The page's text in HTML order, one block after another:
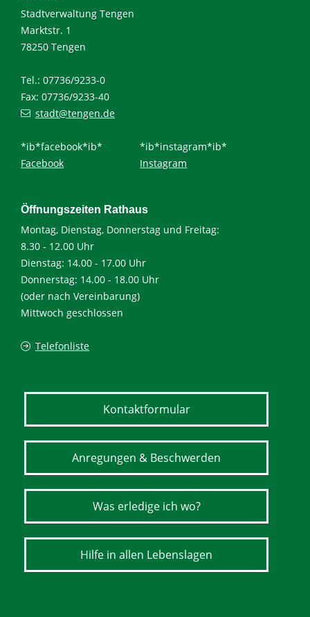
Stadtverwaltung Tengen
Marktstr. 1
78250 Tengen
Tel.: 07736/9233-0
Fax: 07736/9233-40
stadt@tengen.de
*ib*facebook*ib*
Facebook
*ib*instagram*ib*
Instagram
Öffnungszeiten Rathaus
Montag, Dienstag, Donnerstag und Freitag:
8.30 - 12.00 Uhr
Dienstag: 14.00 - 17.00 Uhr
Donnerstag: 14.00 - 18.00 Uhr
(oder nach Vereinbarung)
Mittwoch geschlossen
Telefonliste
Kontaktformular
Anregungen & Beschwerden
Was erledige ich wo?
Hilfe in allen Lebenslagen